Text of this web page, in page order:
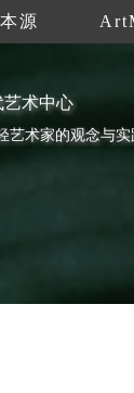
本源
术中心
艺术家的观念与实